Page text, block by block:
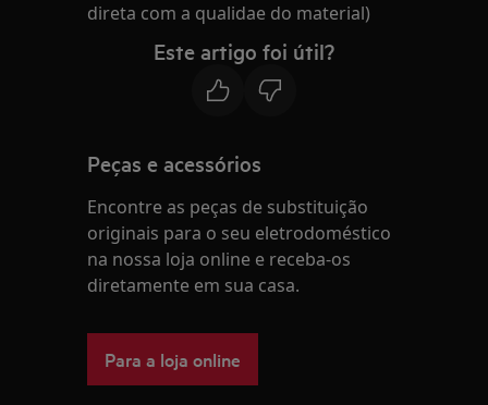
direta com a qualidae do material)
Este artigo foi útil?
Peças e acessórios
Encontre as peças de substituição
originais para o seu eletrodoméstico
na nossa loja online e receba-os
diretamente em sua casa.
Para a loja online